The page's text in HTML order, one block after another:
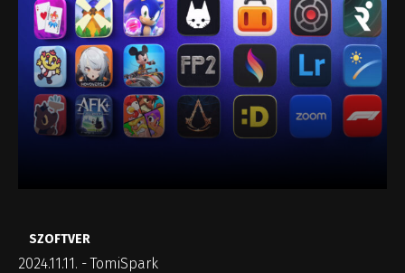
SZOFTVER
2024.11.11. -TomiSpark